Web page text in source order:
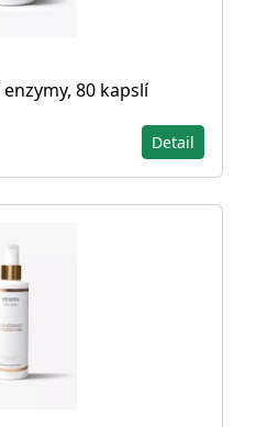
80 kapslí
Detail